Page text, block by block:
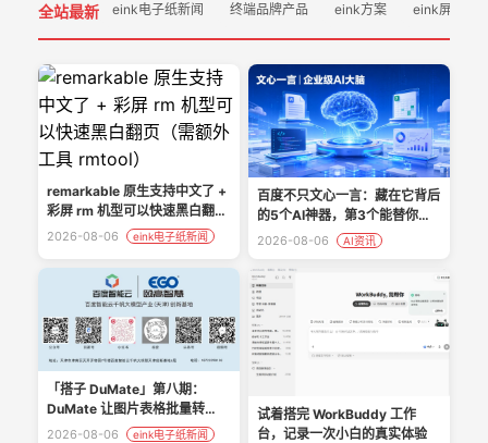
全站最新 eink电子纸新闻 终端品牌产品 eink方案 eink屏幕
remarkable 原生支持中文了 +
彩屏 rm 机型可以快速黑白翻页
（需额外工具 rmtool）
2026-08-06 eink电子纸新闻
百度不只文心一言：藏在它背后
的5个AI神器，第3个能替你直
播
2026-08-06 AI资讯
「搭子 DuMate」第八期：
DuMate 让图片表格批量转
Excel 零门槛
2026-08-06 eink电子纸新闻
试着搭完 WorkBuddy 工作
台，记录一次小白的真实体验